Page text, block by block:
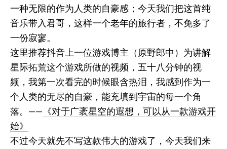
一种无限的作为人类的自豪感；今天我们把这首纯
音乐带入君哥，这样一个老年的旅行者，不免多了
一份寂寥。
这里推荐抖音上一位游戏博主（ 原野郎中 ）为讲解
星际拓荒这个游戏所做的视频，五十八分钟的视
频，我第一次看完的时候眼含热泪，我感到作为一
个人类的无尽的自豪，能充填到宇宙的每一个角
落。—— 《对于广袤星空的遐想，可以从一款游戏开
始》
不过今天就先不写这款伟大的游戏了，今天我们来